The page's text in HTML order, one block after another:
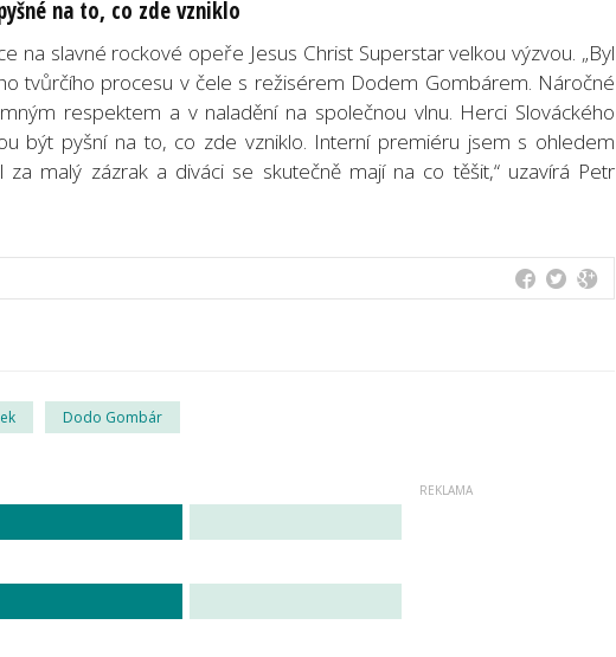
na to, co zde vzniklo
na slavné rockové opeře Jesus Christ Superstar velkou výzvou. „Byl
tvůrčího procesu v čele s režisérem Dodem Gombárem. Náročné
respektem a v naladění na společnou vlnu. Herci Slováckého
být pyšní na to, co zde vzniklo. Interní premiéru jsem s ohledem
za malý zázrak a diváci se skutečně mají na co těšit,“ uzavírá Petr
Dodo Gombár